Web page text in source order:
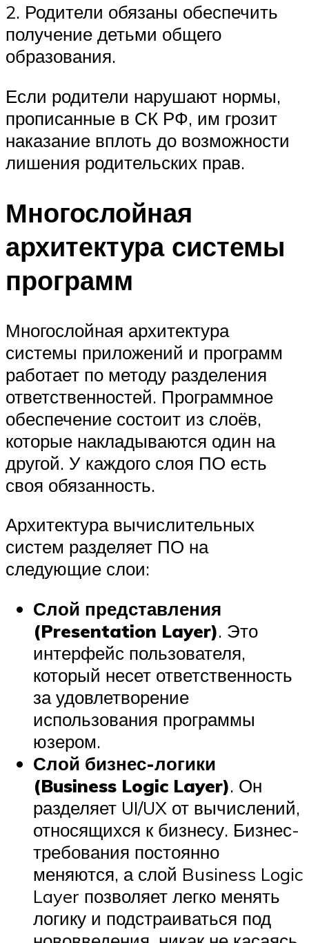
2. Родители обязаны обеспечить
получение детьми общего
образования.
Если родители нарушают нормы,
прописанные в СК РФ, им грозит
наказание вплоть до возможности
лишения родительских прав.
Многослойная
архитектура системы
программ
Многослойная архитектура
системы приложений и программ
работает по методу разделения
ответственностей. Программное
обеспечение состоит из слоёв,
которые накладываются один на
другой. У каждого слоя ПО есть
своя обязанность.
Архитектура вычислительных
систем разделяет ПО на
следующие слои:
Слой представления
(Presentation Layer). Это
интерфейс пользователя,
который несет ответственность
за удовлетворение
использования программы
юзером.
Слой бизнес-логики
(Business Logic Layer). Он
разделяет UI/UX от вычислений,
относящихся к бизнесу. Бизнес-
требования постоянно
меняются, а слой Business Logic
Layer позволяет легко менять
логику и подстраиваться под